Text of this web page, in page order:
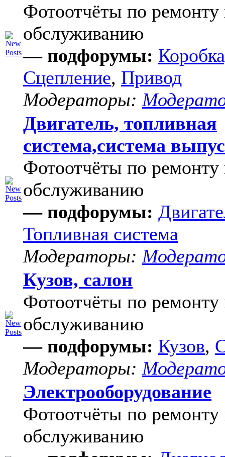
Фотоотчёты по ремонту
обслуживанию
— подфорумы:
Сцепление, Привод
Модераторы:
Двигатель, топливная
система,система
Фотоотчёты по ремонту
обслуживанию
— подфорумы:
Топливная система
Модераторы:
Кузов, салон
Фотоотчёты по ремонту
обслуживанию
— подфорумы: Кузов,
Модераторы:
Электрооборудование
Фотоотчёты по ремонту
обслуживанию